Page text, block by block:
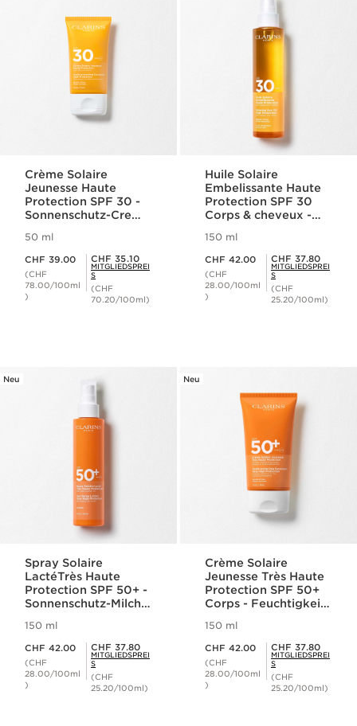
Crème Solaire
Jeunesse Haute
Protection SPF 30 -
Sonnenschutz-Creme
Wirkung für das
Gesicht SPF 30
50 ml
CHF 39.00
(CHF
78.00/100ml
)
Mitgliederpreis CHF 35.10
CHF 35.10
MITGLIEDSPREI
S
(CHF
70.20/100ml)
Huile Solaire
Embelissante Haute
Protection SPF 30
Corps & cheveux -
Sonnenschutz-Öl für
Körper & Haare SPF
30
150 ml
CHF 42.00
(CHF
28.00/100ml
)
Mitgliederpreis CHF 37.80
CHF 37.80
MITGLIEDSPREI
S
(CHF
25.20/100ml)
Neu
Spray Solaire
LactéTrès Haute
Protection SPF 50+ -
Sonnenschutz-Milch
50+
150 ml
CHF 42.00
(CHF
28.00/100ml
)
Mitgliederpreis CHF 37.80
CHF 37.80
MITGLIEDSPREI
S
(CHF
25.20/100ml)
Neu
Crème Solaire
Jeunesse Très Haute
Protection SPF 50+
Corps - Feuchtigkeit
Sonnenschutz-Creme
für den Körper SPF
50+
150 ml
CHF 42.00
(CHF
28.00/100ml
)
Mitgliederpreis CHF 37.80
CHF 37.80
MITGLIEDSPREI
S
(CHF
25.20/100ml)